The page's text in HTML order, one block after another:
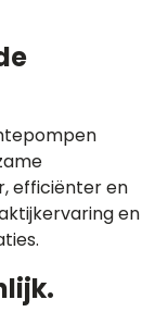
efficiënter en
en